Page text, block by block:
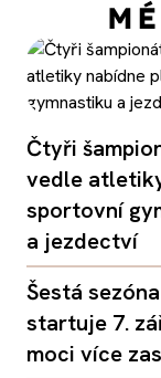
Čtyři
vedle
sportovní
a jezdectví
Šestá
startuje 7.
moci více